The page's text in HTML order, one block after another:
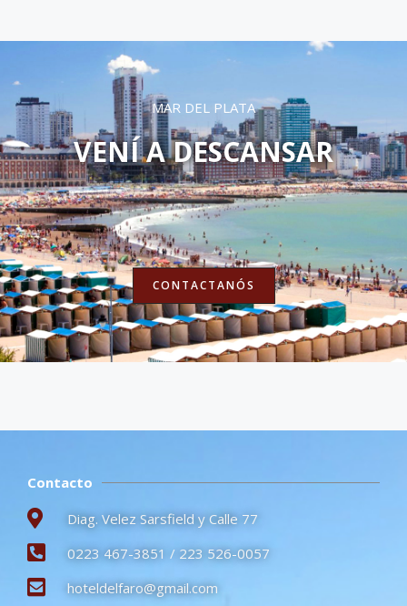
MAR DEL PLATA
VENÍ A DESCANSAR
CONTACTANÓS
Contacto
Diag. Velez Sarsfield y Calle 77
0223 467-3851 / 223 526-0057
hoteldelfaro@gmail.com